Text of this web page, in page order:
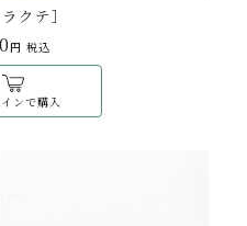
クテ］
円 税込
ンで購入